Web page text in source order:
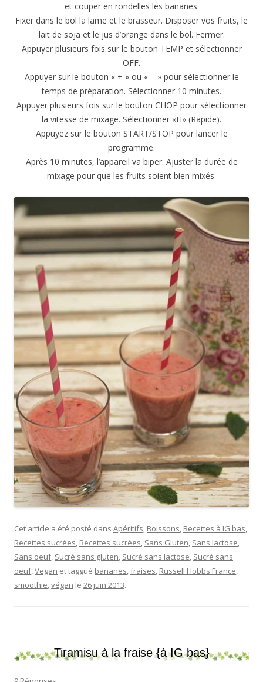
et couper en rondelles les bananes.
Fixer dans le bol la lame et le brasseur. Disposer vos fruits, le
lait de soja et le jus d’orange dans le bol. Fermer.
Appuyer plusieurs fois sur le bouton TEMP et sélectionner
OFF.
Appuyer sur le bouton « + » ou « – » pour sélectionner le
temps de préparation. Sélectionner 10 minutes.
Appuyer plusieurs fois sur le bouton CHOP pour sélectionner
la vitesse de mixage. Sélectionner «H» (Rapide).
Appuyez sur le bouton START/STOP pour lancer le
programme.
Après 10 minutes, l’appareil va biper. Ajuster la durée de
mixage pour que les fruits soient bien mixés.
Cet article a été posté dans Apéritifs, Boissons, Recettes à IG bas,
Recettes sucrées, Recettes sucrées, Sans Gluten, Sans lactose,
Sans oeuf, Sucré sans gluten, Sucré sans lactose, Sucré sans
oeuf,Vegan et taggué bananes,fraises, Russell Hobbs France,
smoothie,végan le 26 juin 2013.
Tiramisu à la fraise {à IG bas}